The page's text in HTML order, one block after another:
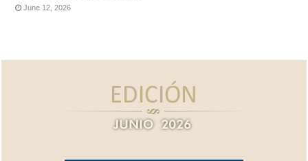
June 12, 2026